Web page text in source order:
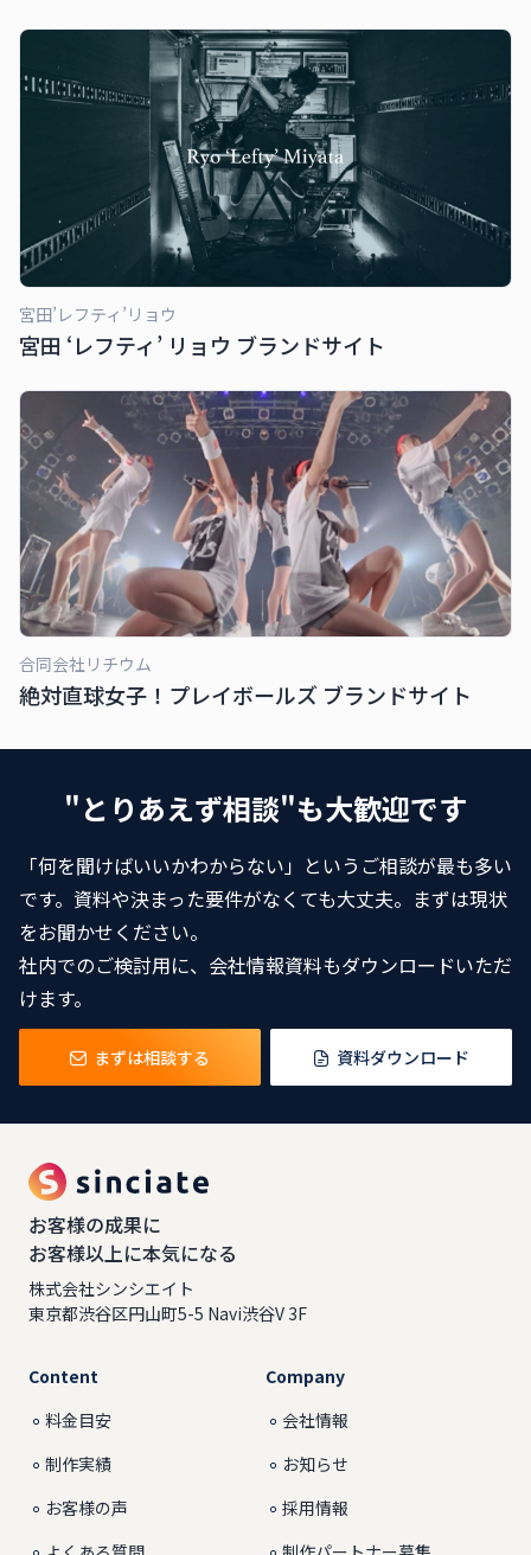
宮田 ‘レフティ’ リョウ ブランドサイト
宮田’レフティ’リョウ
絶対直球女子！プレイボールズ ブランドサイト
合同会社リチウム
"とりあえず相談"も大歓迎です
「何を聞けばいいかわからない」というご相談が最も多い
です。資料や決まった要件がなくても大丈夫。まずは現状
をお聞かせください。
社内でのご検討用に、会社情報資料もダウンロードいただ
けます。
まずは相談する 資料ダウンロード
お客様の成果に
お客様以上に本気になる
株式会社シンシエイト
東京都渋谷区円山町5-5 Navi渋谷V 3F
Content
料金目安
制作実績
お客様の声
Company
会社情報
お知らせ
採用情報